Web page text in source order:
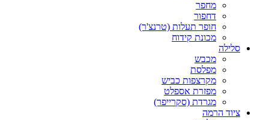
מחפר
דחפור
חופר תעלות (טרנצ'ר)
מכונת קידוח
סלילה
מכבש
מפלסת
מקרצפות כביש
מפזרת אספלט
מגרדת (סקרייפר)
ציוד הרמה